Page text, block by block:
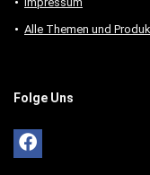
Alle Themen und
Folge Uns